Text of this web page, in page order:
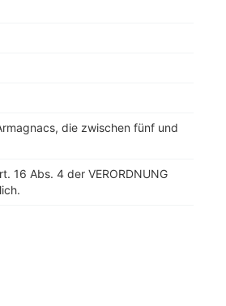
die zwischen fünf und
16 Abs. 4 der VERORDNUNG